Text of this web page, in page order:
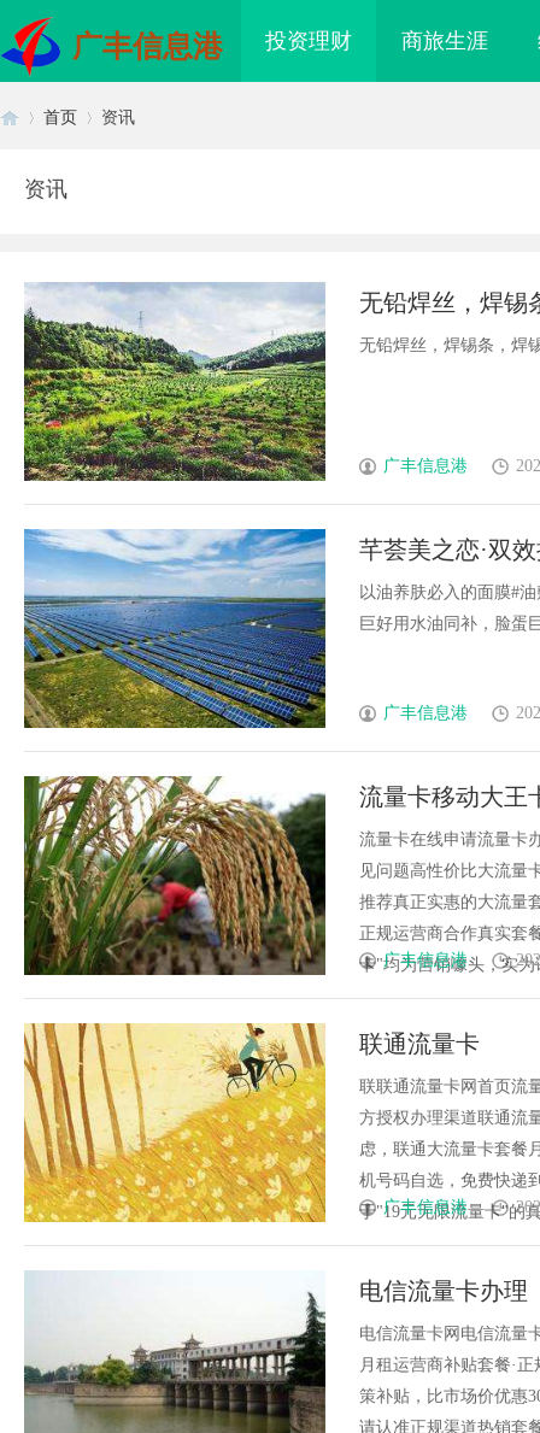
广丰信息港 投资理财 商旅生涯
首页 资讯
资讯
无铅焊丝，焊锡
靠；出渣少，焊
无铅焊丝，焊锡条，焊
广丰信息港
芊荟美之恋·双
以油养肤必入的面膜#
巨好用水油同补，脸蛋
广丰信息港
流量卡移动大王
流量卡在线申请流量卡
见问题高性价比大流量
推荐真正实惠的大流量
正规运营商合作真实套
卡"均为营销噱头，实
广丰信息港
联通流量卡
联联通流量卡网首页流
方授权办理渠道联通流
虑，联通大流量卡套餐
机号码自选，免费快递
于"19元无限流量卡"的
广丰信息港
电信流量卡办理
电信流量卡网电信流量
月租运营商补贴套餐·
策补贴，比市场价优惠
请认准正规渠道热销套
配眼镜 武汉配眼镜 上海配眼镜